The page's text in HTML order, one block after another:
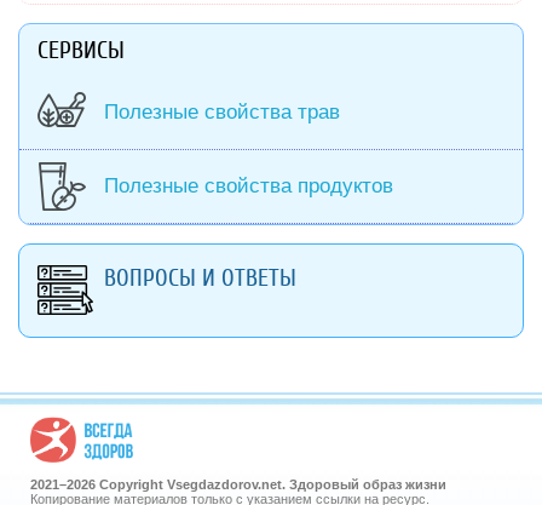
СЕРВИСЫ
Полезные свойства трав
Полезные свойства продуктов
ВОПРОСЫ И ОТВЕТЫ
2021–2026 Copyright Vsegdazdorov.net. Здоровый образ жизни
Копирование материалов только с указанием ссылки на ресурс.